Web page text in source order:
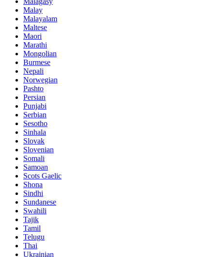
Malay
Malayalam
Maltese
Maori
Marathi
Mongolian
Burmese
Nepali
Norwegian
Pashto
Persian
Punjabi
Serbian
Sesotho
Sinhala
Slovak
Slovenian
Somali
Samoan
Scots Gaelic
Shona
Sindhi
Sundanese
Swahili
Tajik
Tamil
Telugu
Thai
Ukrainian